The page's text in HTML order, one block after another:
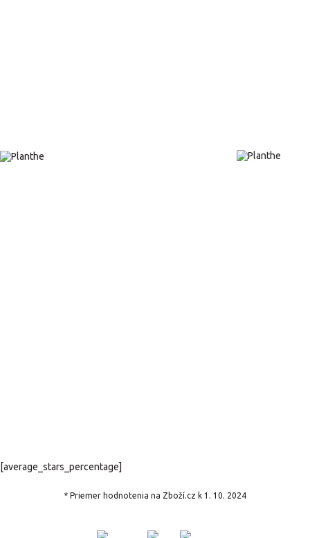
[average_stars_percentage]
* Priemer hodnotenia na Zboží.cz k 1. 10. 2024